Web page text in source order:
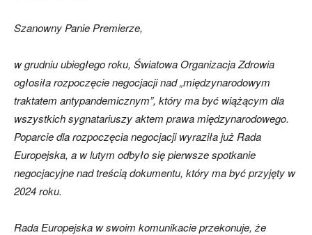
Szanowny Panie Premierze,
w grudniu ubiegłego roku, Światowa Organizacja Zdrowia
ogłosiła rozpoczęcie negocjacji nad „międzynarodowym
traktatem antypandemicznym”, który ma być wiążącym dla
wszystkich sygnatariuszy aktem prawa międzynarodowego.
Poparcie dla rozpoczęcia negocjacji wyraziła już Rada
Europejska, a w lutym odbyło się pierwsze spotkanie
negocjacyjne nad treścią dokumentu, który ma być przyjęty w
2024 roku.
Rada Europejska w swoim komunikacie przekonuje, że